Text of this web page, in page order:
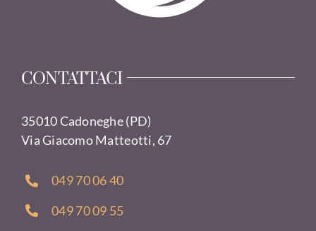
CONTATTACI
35010 Cadoneghe (PD)
Via Giacomo Matteotti, 67
049 70 06 40
049 70 09 55